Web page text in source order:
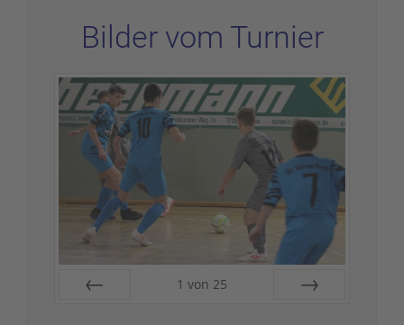
Bilder vom Turnier
1 von 25